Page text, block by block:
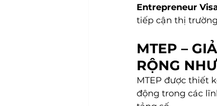
Entrepreneur
tiếp cận thị
MTEP –
RỘNG
MTEP được thiết
động trong các